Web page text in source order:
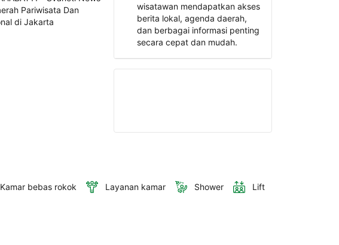
wisatawan mendapatkan akses
berita lokal, agenda daerah,
dan berbagai informasi penting
secara cepat dan mudah.
Kamar bebas rokok Layanan kamar Shower Lift